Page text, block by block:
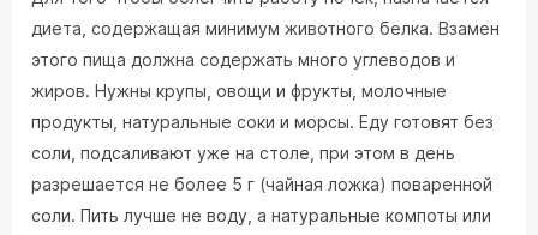
диета, содержащая минимум животного белка. Взамен
этого пища должна содержать много углеводов и
жиров. Нужны крупы, овощи и фрукты, молочные
продукты, натуральные соки и морсы. Еду готовят без
соли, подсаливают уже на столе, при этом в день
разрешается не более 5 г (чайная ложка) поваренной
соли. Пить лучше не воду, а натуральные компоты или